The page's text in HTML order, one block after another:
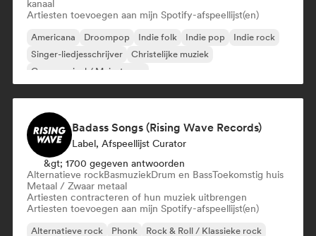
kanaal
Artiesten toevoegen aan mijn Spotify-afspeellijst(en)
Americana Droompop Indie folk Indie pop
Indie rock
Singer-liedjesschrijver
Christelijke muziek
Commercieel / Mainstream
Badass Songs (Rising Wave Records)
Label, Afspeellijst Curator
&gt; 1700 gegeven antwoorden
Alternatieve rockBasmuziekDrum en BassToekomstig huis
Metaal / Zwaar metaal
Artiesten contracteren of hun muziek uitbrengen
Artiesten toevoegen aan mijn Spotify-afspeellijst(en)
Alternatieve rock Phonk
Rock & Roll / Klassieke rock